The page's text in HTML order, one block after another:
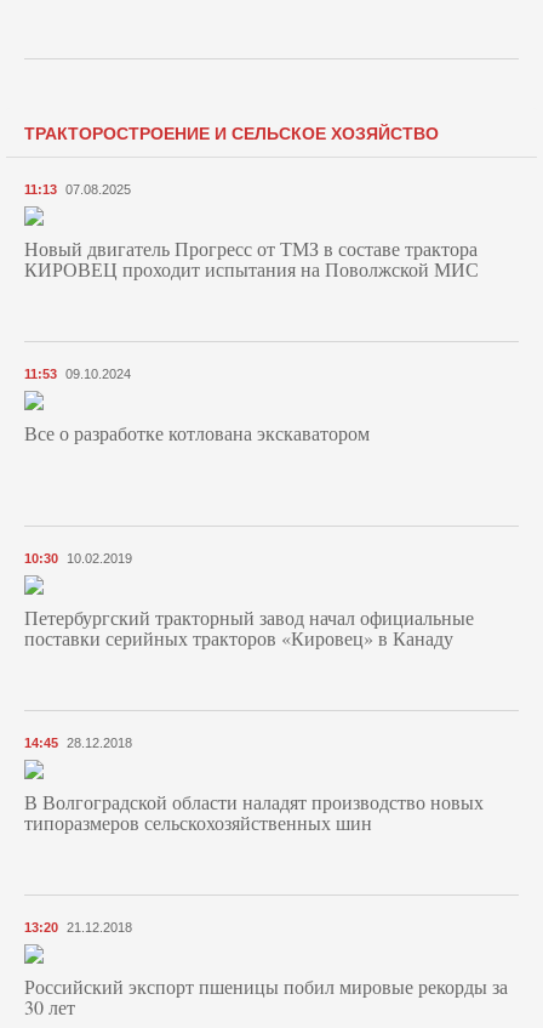
ТРАКТОРОСТРОЕНИЕ И СЕЛЬСКОЕ ХОЗЯЙСТВО
11:13 07.08.2025
Новый двигатель Прогресс от ТМЗ в составе трактора
КИРОВЕЦ проходит испытания на Поволжской МИС
11:53 09.10.2024
Все о разработке котлована экскаватором
10:30 10.02.2019
Петербургский тракторный завод начал официальные
поставки серийных тракторов «Кировец» в Канаду
14:45 28.12.2018
В Волгоградской области наладят производство новых
типоразмеров сельскохозяйственных шин
13:20 21.12.2018
Российский экспорт пшеницы побил мировые рекорды за
30 лет